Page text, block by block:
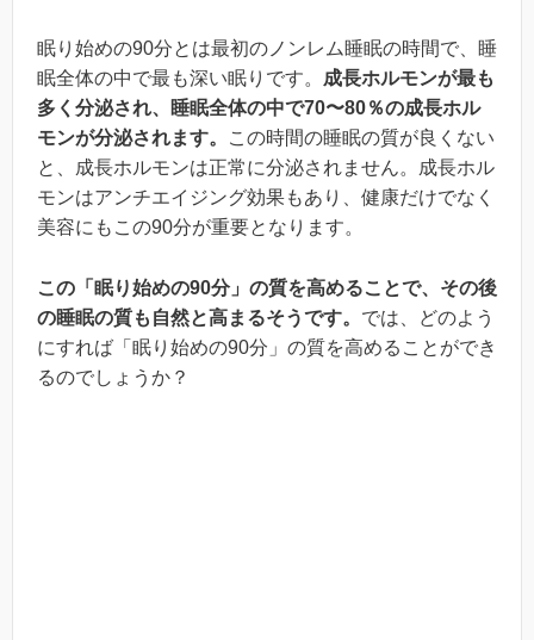
眠り始めの90分とは最初のノンレム睡眠の時間で、睡
眠全体の中で最も深い眠りです。 成長ホルモンが最も
多く分泌され、睡眠全体の中で70〜80％の成長ホル
モンが分泌されます。
この時間の睡眠の質が良くない
と、成長ホルモンは正常に分泌されません。成長ホル
モンはアンチエイジング効果もあり、健康だけでなく
美容にもこの90分が重要となります。
この「眠り始めの90分」の質を高めることで、その後
の睡眠の質も自然と高まるそうです。 では、どのよう
にすれば「眠り始めの90分」の質を高めることができ
るのでしょうか？